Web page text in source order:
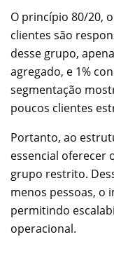
O princípio 80/20,
clientes são
desse grupo,
agregado, e 1%
segmentação
poucos clientes
Portanto, ao
essencial oferecer
grupo restrito.
menos pessoas, o
permitindo
operacional.